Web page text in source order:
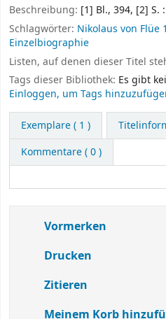
Beschreibung: [1] Bl., 394, [2] S.
Schlagwörter: Nikolaus von Flüe
Einzelbiographie
Listen, auf denen dieser Titel
Tags dieser Bibliothek: Es gibt
Einloggen, um Tags
Exemplare( 1 )
Kommentare ( 0 )
Vormerken
Drucken
Zitieren
Meinem Korb